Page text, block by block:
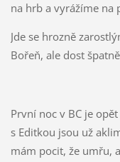
na hrb a vyrážíme na
Jde se hrozně
Bořeň, ale dost
První noc v BC je
s Editkou jsou už
mám pocit, že umřu,